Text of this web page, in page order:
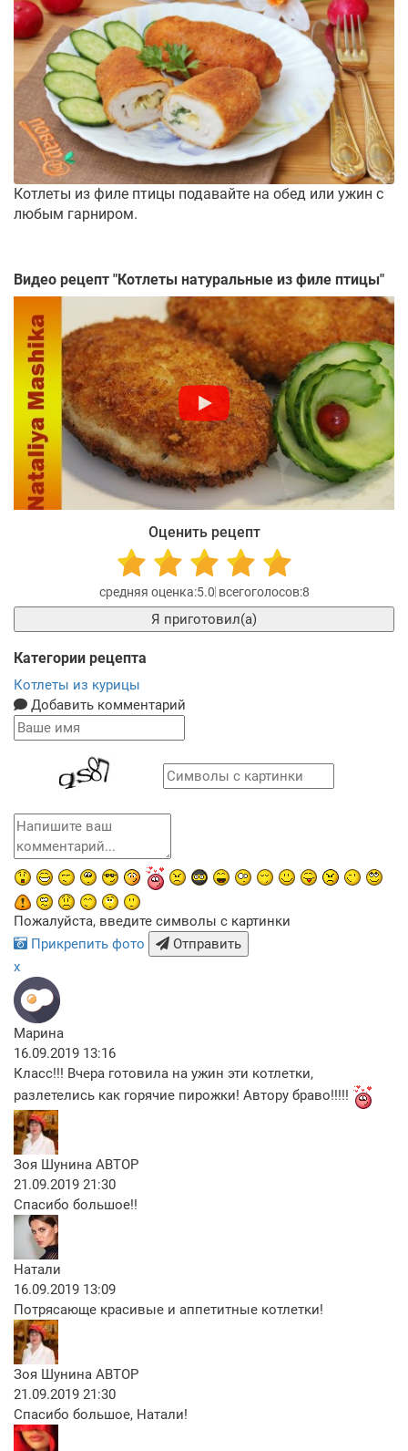
Котлеты из филе птицы подавайте на обед или ужин с
любым гарниром.
Видео рецепт "Котлеты натуральные из филе птицы"
Оценить рецепт
5.0 8
Я приготовил(а)
Категории рецепта
Котлеты из курицы
Добавить комментарий
Пожалуйста, введите символы с картинки
Прикрепить фото
Отправить
x
Марина
16.09.2019 13:16
Класс!!! Вчера готовила на ужин эти котлетки,
разлетелись как горячие пирожки! Автору браво!!!!!
Зоя Шунина АВТОР
21.09.2019 21:30
Спасибо большое!!
Натали
16.09.2019 13:09
Потрясающе красивые и аппетитные котлетки!
Зоя Шунина АВТОР
21.09.2019 21:30
Спасибо большое, Натали!